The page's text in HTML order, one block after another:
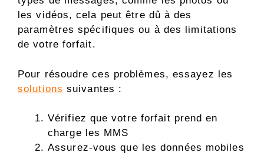
les vidéos, cela peut être dû à des
paramètres spécifiques ou à des limitations
de votre forfait.
Pour résoudre ces problèmes, essayez les
solutions suivantes :
Vérifiez que votre forfait prend en
charge les MMS
Assurez-vous que les données mobiles